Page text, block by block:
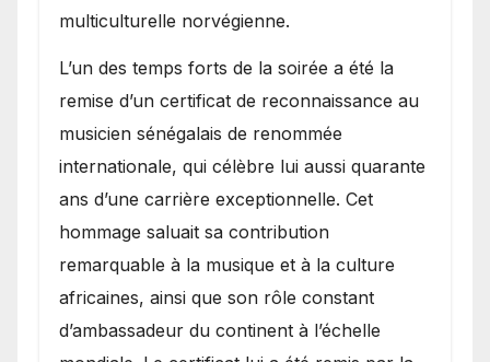
multiculturelle norvégienne.
​L’un des temps forts de la soirée a été la
remise d’un certificat de reconnaissance au
musicien sénégalais de renommée
internationale, qui célèbre lui aussi quarante
ans d’une carrière exceptionnelle. Cet
hommage saluait sa contribution
remarquable à la musique et à la culture
africaines, ainsi que son rôle constant
d’ambassadeur du continent à l’échelle